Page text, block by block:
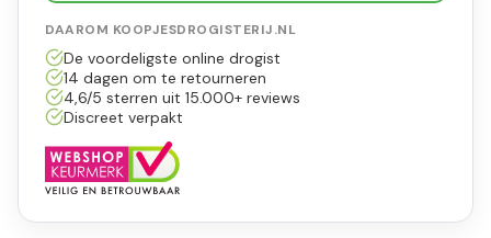
DAAROM KOOPJESDROGISTERIJ.NL
De voordeligste online drogist
14 dagen om te retourneren
4,6/5 sterren uit 15.000+ reviews
Discreet verpakt